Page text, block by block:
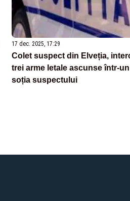
17 dec. 2025, 17:29
Colet suspect din Elveția,
trei arme letale ascunse într-
soția suspectului